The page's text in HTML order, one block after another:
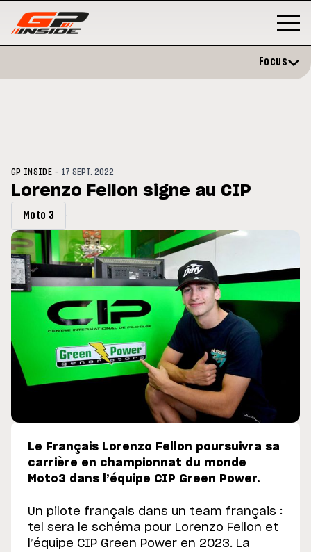
: Horaires et
du GP de Grande-
Zarco évite l'opération et vise
retour en septembre
Focus
GP INSIDE - 17 SEPT. 2022
Lorenzo Fellon signe au CIP
Moto 3
Le Français Lorenzo Fellon poursuivra sa
carrière en championnat du monde
Moto3 dans l’équipe CIP Green Power.
Un pilote français dans un team français :
tel sera le schéma pour Lorenzo Fellon et
l’équipe CIP Green Power en 2023. La